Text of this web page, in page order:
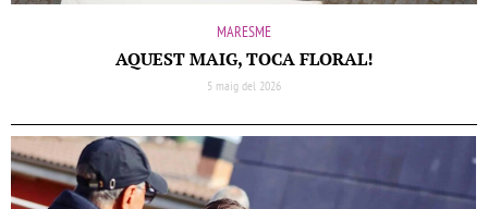
MARESME
AQUEST MAIG, TOCA FLORAL!
5 maig del 2026